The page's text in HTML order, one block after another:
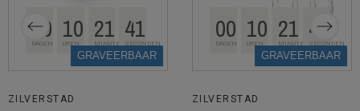
GRAVEERBAAR
00
DAGEN 10
UREN 21
MINUTEN 40
SECONDEN
ZILVERSTAD
GRAVEERBAAR
00
DAGEN 10
UREN 21
MINUTEN 40
SECONDEN
ZILVERSTAD